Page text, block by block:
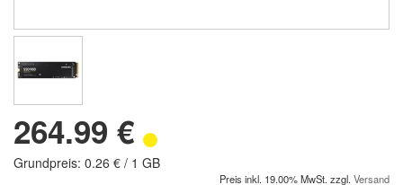
264.99 €
Grundpreis: 0.26 € / 1 GB
Preis inkl. 19.00% MwSt. zzgl. Versand